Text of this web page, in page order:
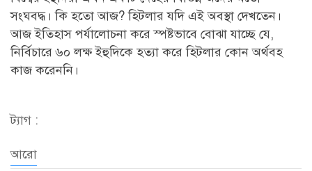
সংঘবদ্ধ। কি হতো আজ? হিটলার যদি এই অবস্থা দেখতেন।
আজ ইতিহাস পর্যালোচনা করে স্পষ্টভাবে বোঝা যাচ্ছে যে,
নির্বিচারে ৬০ লক্ষ ইহুদিকে হত্যা করে হিটলার কোন অর্থবহ
কাজ করেননি।
ট্যাগ :
আরো